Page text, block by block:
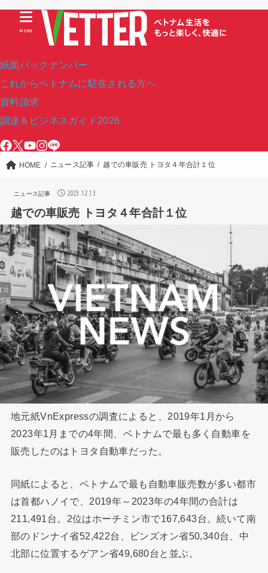
紙面バックナンバー
これからベトナムに駐在される方へ
資料請求
調達＆ビジネスガイド2026
MENU
HOME ニュース記事 越での車販売 トヨタ４年合計１位
ニュース記事 2023.12.13
越での車販売 トヨタ４年合計１位
地元紙VnExpressの調査によると、2019年1月から
2023年1月までの4年間、ベトナムで最も多く自動車を
販売したのはトヨタ自動車だった。
同紙によると、ベトナムで最も自動車販売数が多い都市
は首都ハノイで、2019年～2023年の4年間の合計は
211,491台。2位はホーチミン市で167,643台。続いて南
部のドンナイ省52,422台、ビンズオン省50,340台、中
北部に位置するゲアン省49,680台と並ぶ。